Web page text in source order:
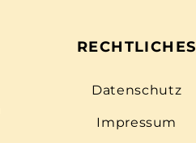
RECHTLICHES
Datenschutz
Impressum